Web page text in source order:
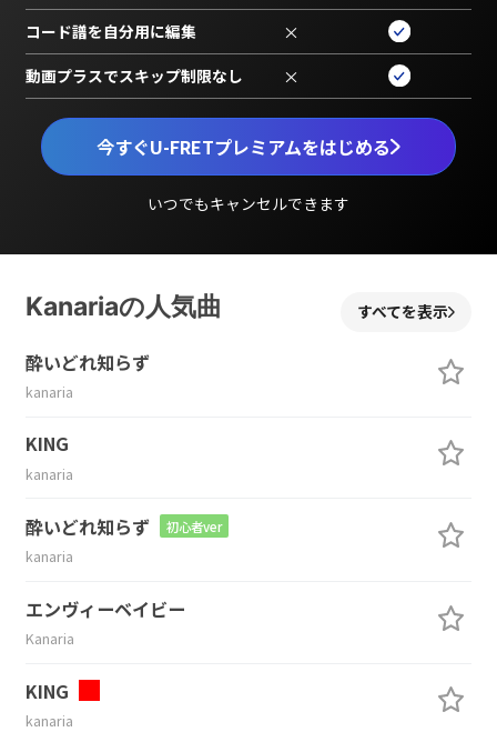
今すぐU-FRETプレミアムをはじめる
いつでもキャンセルできます
コード譜を自分用に編集 ×
動画プラスでスキップ制限なし ×
Kanariaの人気曲 すべてを表示
酔いどれ知らず
kanaria
KING
kanaria
酔いどれ知らず 初心者ver
kanaria
エンヴィーベイビー
Kanaria
KING
kanaria